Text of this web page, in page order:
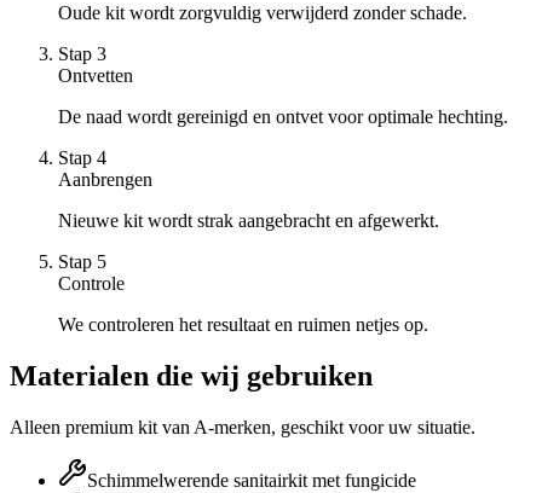
Oude kit wordt zorgvuldig verwijderd zonder schade.
Stap 3
Ontvetten
De naad wordt gereinigd en ontvet voor optimale hechting.
Stap 4
Aanbrengen
Nieuwe kit wordt strak aangebracht en afgewerkt.
Stap 5
Controle
We controleren het resultaat en ruimen netjes op.
Materialen die wij gebruiken
Alleen premium kit van A-merken, geschikt voor uw situatie.
Schimmelwerende sanitairkit met fungicide